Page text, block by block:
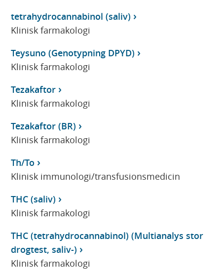
tetrahydrocannabinol (saliv)
Klinisk farmakologi
Teysuno (Genotypning DPYD)
Klinisk farmakologi
Tezakaftor
Klinisk farmakologi
Tezakaftor (BR)
Klinisk farmakologi
Th/To
Klinisk immunologi/transfusionsmedicin
THC (saliv)
Klinisk farmakologi
THC (tetrahydrocannabinol) (Multianalys stor
drogtest, saliv-)
Klinisk farmakologi